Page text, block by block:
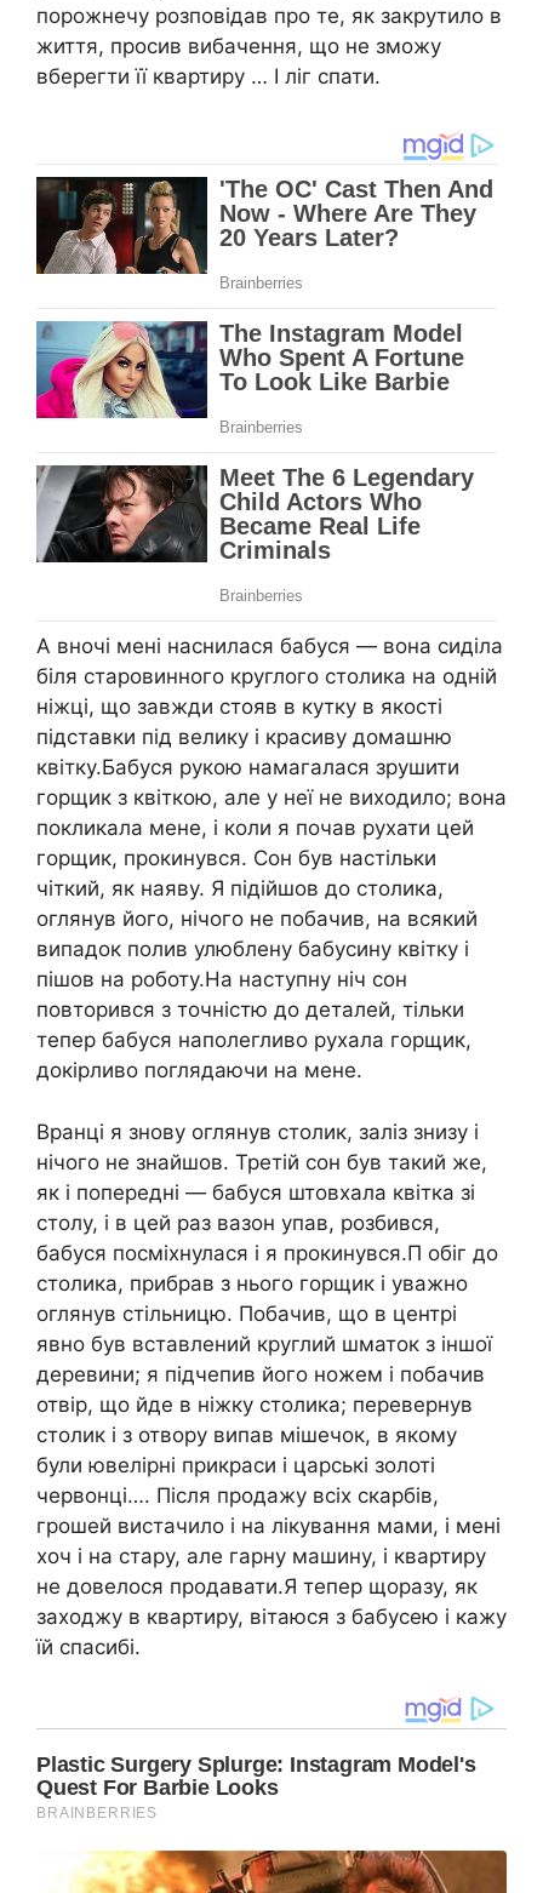
порожнечу розповідав про те, як закрутило в
життя, просив вибачення, що не зможу
вберегти її квартиру … І ліг спати.
А вночі мені наснилася бабуся — вона сиділа
біля старовинного круглого столика на одній
ніжці, що завжди стояв в кутку в якості
підставки під велику і красиву домашню
квітку.Бабуся рукою намагалася зрушити
горщик з квіткою, але у неї не виходило; вона
покликала мене, і коли я почав рухати цей
горщик, прокинувся. Сон був настільки
чіткий, як наяву. Я підійшов до столика,
оглянув його, нічого не побачив, на всякий
випадок полив улюблену бабусину квітку і
пішов на роботу.На наступну ніч сон
повторився з точністю до деталей, тільки
тепер бабуся наполегливо рухала горщик,
докірливо поглядаючи на мене.
Вранці я знову оглянув столик, заліз знизу і
нічого не знайшов. Третій сон був такий же,
як і попередні — бабуся штовхала квітка зі
столу, і в цей раз вазон упав, розбився,
бабуся посміхнулася і я прокинувся.П обіг до
столика, прибрав з нього горщик і уважно
оглянув стільницю. Побачив, що в центрі
явно був вставлений круглий шматок з іншої
деревини; я підчепив його ножем і побачив
отвір, що йде в ніжку столика; перевернув
столик і з отвору випав мішечок, в якому
були ювелірні прикраси і царські золоті
червонці…. Після продажу всіх скарбів,
грошей вистачило і на лікування мами, і мені
хоч і на стару, але гарну машину, і квартиру
не довелося продавати.Я тепер щоразу, як
заходжу в квартиру, вітаюся з бабусею і кажу
їй спасибі.